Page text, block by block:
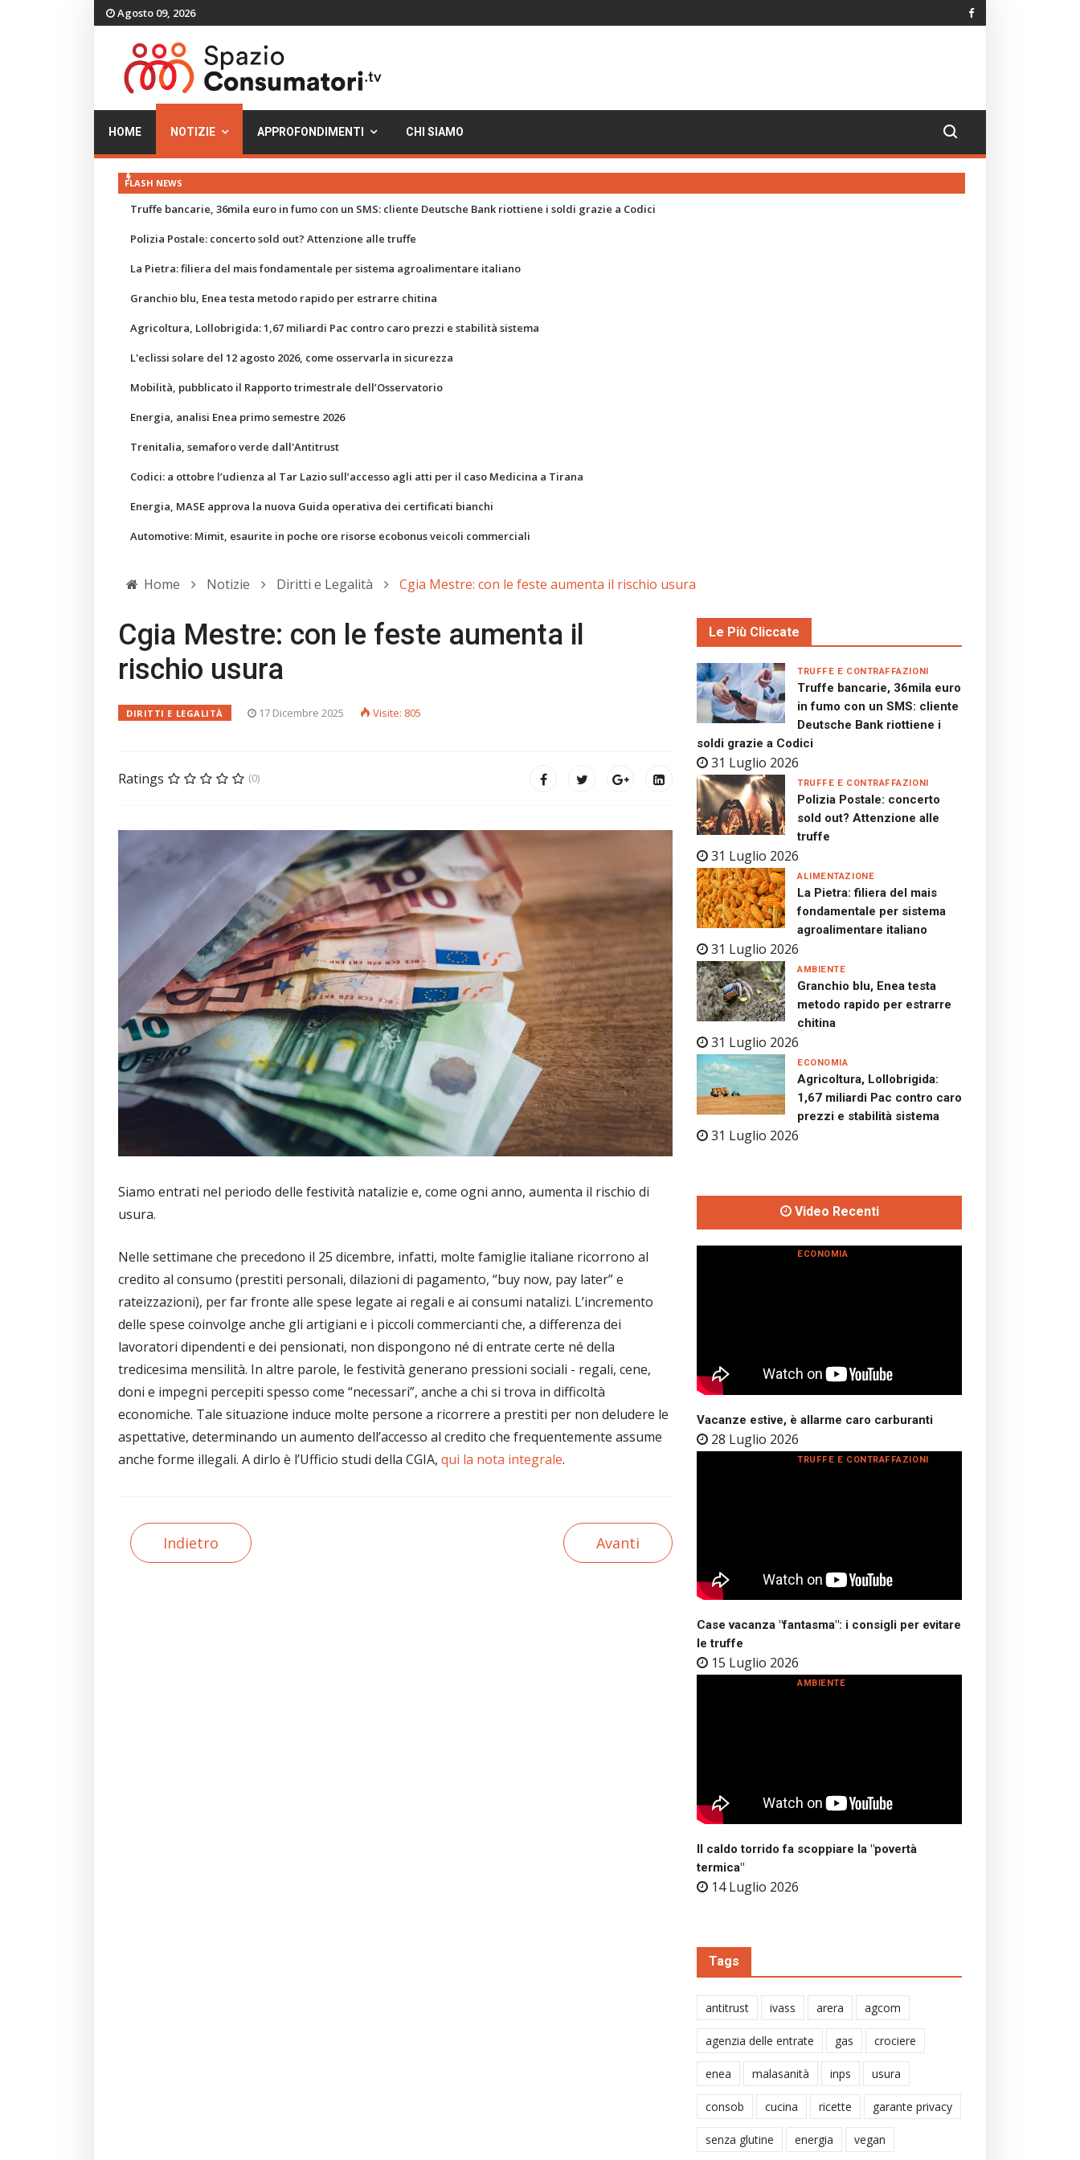
Agosto 09, 2026
HOME NOTIZIE APPROFONDIMENTI CHI SIAMO
FLASH NEWS
Truffe bancarie, 36mila euro in fumo con un SMS: cliente Deutsche Bank riottiene i soldi grazie a Codici
Polizia Postale: concerto sold out? Attenzione alle truffe
La Pietra: filiera del mais fondamentale per sistema agroalimentare italiano
Granchio blu, Enea testa metodo rapido per estrarre chitina
Agricoltura, Lollobrigida: 1,67 miliardi Pac contro caro prezzi e stabilità sistema
L'eclissi solare del 12 agosto 2026, come osservarla in sicurezza
Mobilità, pubblicato il Rapporto trimestrale dell’Osservatorio
Energia, analisi Enea primo semestre 2026
Trenitalia, semaforo verde dall'Antitrust
Codici: a ottobre l’udienza al Tar Lazio sull’accesso agli atti per il caso Medicina a Tirana
Energia, MASE approva la nuova Guida operativa dei certificati bianchi
Automotive: Mimit, esaurite in poche ore risorse ecobonus veicoli commerciali
Home Notizie Diritti e Legalità Cgia Mestre: con le feste aumenta il rischio usura
Cgia Mestre: con le feste aumenta il
rischio usura
DIRITTI E LEGALITÀ 17 Dicembre 2025 Visite: 805
Ratings (0)
Siamo entrati nel periodo delle festività natalizie e, come ogni anno, aumenta il rischio di
usura.
Nelle settimane che precedono il 25 dicembre, infatti, molte famiglie italiane ricorrono al
credito al consumo (prestiti personali, dilazioni di pagamento, “buy now, pay later” e
rateizzazioni), per far fronte alle spese legate ai regali e ai consumi natalizi. L’incremento
delle spese coinvolge anche gli artigiani e i piccoli commercianti che, a differenza dei
lavoratori dipendenti e dei pensionati, non dispongono né di entrate certe né della
tredicesima mensilità. In altre parole, le festività generano pressioni sociali - regali, cene,
doni e impegni percepiti spesso come “necessari”, anche a chi si trova in difficoltà
economiche. Tale situazione induce molte persone a ricorrere a prestiti per non deludere le
aspettative, determinando un aumento dell’accesso al credito che frequentemente assume
anche forme illegali. A dirlo è l’Ufficio studi della CGIA, qui la nota integrale.
Indietro Avanti
Le Più Cliccate
Truffe bancarie, 36mila euro
in fumo con un SMS: cliente
Deutsche Bank riottiene i
soldi grazie a Codici
31 Luglio 2026
TRUFFE E CONTRAFFAZIONI
Polizia Postale: concerto
sold out? Attenzione alle
truffe
31 Luglio 2026
TRUFFE E CONTRAFFAZIONI
La Pietra: filiera del mais
fondamentale per sistema
agroalimentare italiano
31 Luglio 2026
ALIMENTAZIONE
Granchio blu, Enea testa
metodo rapido per estrarre
chitina
31 Luglio 2026
AMBIENTE
Agricoltura, Lollobrigida:
1,67 miliardi Pac contro caro
prezzi e stabilità sistema
31 Luglio 2026
ECONOMIA
Video Recenti
Vacanze estive, è allarme caro carburanti
28 Luglio 2026
ECONOMIA
Case vacanza "fantasma": i consigli per evitare
le truffe
15 Luglio 2026
TRUFFE E CONTRAFFAZIONI
Il caldo torrido fa scoppiare la "povertà
termica"
14 Luglio 2026
AMBIENTE
Tags
antitrust ivass arera agcom
agenzia delle entrate gas crociere
enea malasanità inps usura
consob cucina ricette garante privacy
senza glutine energia vegan